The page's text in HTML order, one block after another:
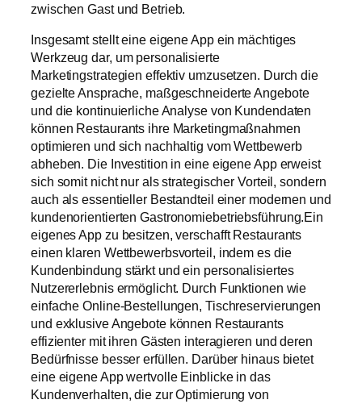
zwischen Gast und Betrieb.
Insgesamt stellt eine eigene App ein mächtiges
Werkzeug dar, um personalisierte
Marketingstrategien effektiv umzusetzen. Durch die
gezielte Ansprache, maßgeschneiderte Angebote
und die kontinuierliche Analyse von Kundendaten
können Restaurants ihre Marketingmaßnahmen
optimieren und sich nachhaltig vom Wettbewerb
abheben. Die Investition in eine eigene App erweist
sich somit nicht nur als strategischer Vorteil, sondern
auch als essentieller Bestandteil einer modernen und
kundenorientierten Gastronomiebetriebsführung.Ein
eigenes App zu besitzen, verschafft Restaurants
einen klaren Wettbewerbsvorteil, indem es die
Kundenbindung stärkt und ein personalisiertes
Nutzererlebnis ermöglicht. Durch Funktionen wie
einfache Online-Bestellungen, Tischreservierungen
und exklusive Angebote können Restaurants
effizienter mit ihren Gästen interagieren und deren
Bedürfnisse besser erfüllen. Darüber hinaus bietet
eine eigene App wertvolle Einblicke in das
Kundenverhalten, die zur Optimierung von